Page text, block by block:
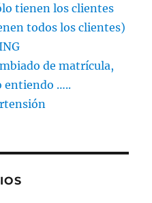
tienen los clientes
todos los clientes)
de matrícula,
entiendo …..